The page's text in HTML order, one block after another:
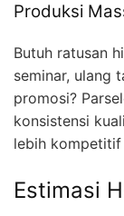
Produksi
Butuh ratusan
seminar, ulang
promosi?
konsistensi
lebih kompetitif
Estimasi